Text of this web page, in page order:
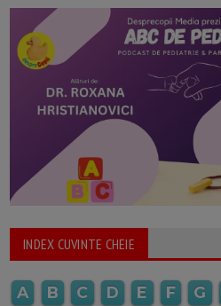
INDEX CUVINTE CHEIE
A B C D E F G